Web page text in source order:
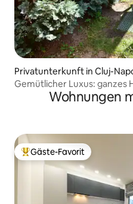
Privatunterkunft in Cluj-
Gemütlicher Luxus: ganzes
Wohnungen
Beliebter Gäste-Favorit.
Gäste-Favorit